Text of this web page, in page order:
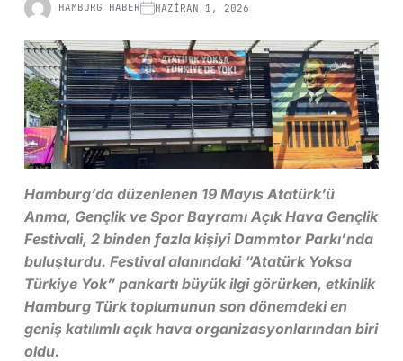
HAMBURG HABER HAZIRAN 1, 2026
Hamburg’da düzenlenen 19 Mayıs Atatürk’ü
Anma, Gençlik ve Spor Bayramı Açık Hava Gençlik
Festivali, 2 binden fazla kişiyi Dammtor Parkı’nda
buluşturdu. Festival alanındaki “Atatürk Yoksa
Türkiye Yok” pankartı büyük ilgi görürken, etkinlik
Hamburg Türk toplumunun son dönemdeki en
geniş katılımlı açık hava organizasyonlarından biri
oldu.